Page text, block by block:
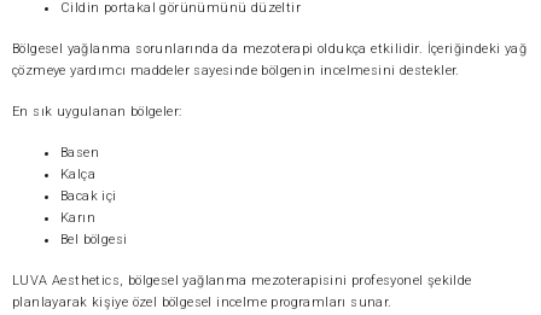
Cildin portakal görünümünü düzeltir
Bölgesel yağlanma sorunlarında da mezoterapi oldukça etkilidir. İçeriğindeki yağ
çözmeye yardımcı maddeler sayesinde bölgenin incelmesini destekler.
En sık uygulanan bölgeler:
Basen
Kalça
Bacak içi
Karın
Bel bölgesi
LUVA Aesthetics, bölgesel yağlanma mezoterapisini profesyonel şekilde
planlayarak kişiye özel bölgesel incelme programları sunar.